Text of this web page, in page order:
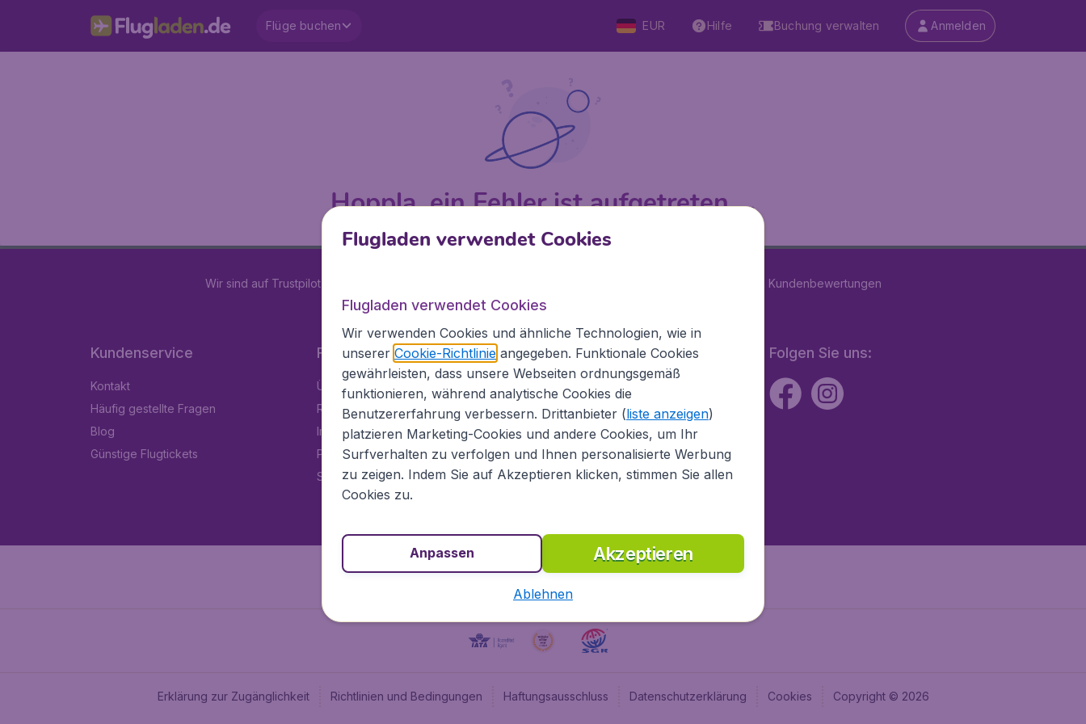
Flüge buchen EUR Hilfe Buchung verwalten Anmelden
Hoppla, ein Fehler ist aufgetreten ...
Wir sind auf Trustpilot mit Kundenbewertungen
Kundenservice
Kontakt
Häufig gestellte Fragen
Blog
Günstige Flugtickets
Flugladen.de
Über Flugladen.de
Rechtliche Informationen
Impressum
Partnerprogramm
Stellenangebote
Internationale Webseiten
CheapTickets.nl
CheapTickets.be
BudgetAir.fr
BudgetAir.es
BudgetAir.it
Folgen Sie uns:
Erklärung zur Zugänglichkeit Richtlinien und Bedingungen Haftungsausschluss Datenschutzerklärung Cookies Copyright © 2026
Flugladen verwendet Cookies
Flugladen verwendet Cookies
Wir verwenden Cookies und ähnliche Technologien, wie in
unserer Cookie-Richtlinieangegeben. Funktionale Cookies
gewährleisten, dass unsere Webseiten ordnungsgemäß
funktionieren, während analytische Cookies die
Benutzererfahrung verbessern. Drittanbieter (liste anzeigen)
platzieren Marketing-Cookies und andere Cookies, um Ihr
Surfverhalten zu verfolgen und Ihnen personalisierte Werbung
zu zeigen. Indem Sie auf Akzeptieren klicken, stimmen Sie allen
Cookies zu.
Akzeptieren
Anpassen
Ablehnen